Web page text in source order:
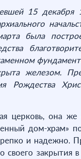
15 декабря
была
железом.
церковь, она же
дом-храм»
и надежно.
своего закрытия